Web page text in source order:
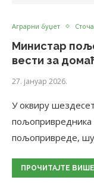
Аграрни буџет
Министар
вести за
27. јануар 2026.
У оквиру
пољопривредника
пољопривреде,
ПРОЧИТАЈТЕ ВИШЕ